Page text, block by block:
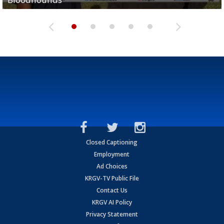
Closed Captioning
Employment
Ad Choices
KRGV-TV Public File
Contact Us
KRGV AI Policy
Privacy Statement